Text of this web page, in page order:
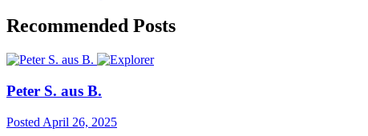
Recommended Posts
Peter S. aus B.
Posted April 26, 2025